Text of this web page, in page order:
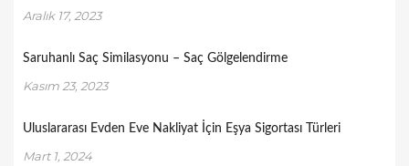
Aralık 17, 2023
Saruhanlı Saç Similasyonu – Saç Gölgelendirme
Kasım 23, 2023
Uluslararası Evden Eve Nakliyat İçin Eşya Sigortası Türleri
Mart 1, 2024